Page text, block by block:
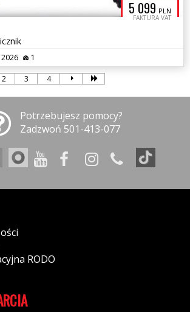
5 099 PLN
FAKTURA VAT
2026 1
2 3 4
Potrzebujesz pomocy?
Zadzwoń 501-413-077
RODO